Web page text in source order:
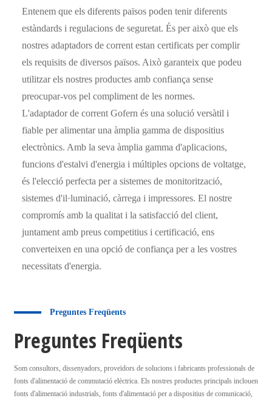
Entenem que els diferents països poden tenir diferents
estàndards i regulacions de seguretat. És per això que els
nostres adaptadors de corrent estan certificats per complir
els requisits de diversos països. Això garanteix que podeu
utilitzar els nostres productes amb confiança sense
preocupar-vos pel compliment de les normes.
L'adaptador de corrent Gofern és una solució versàtil i
fiable per alimentar una àmplia gamma de dispositius
electrònics. Amb la seva àmplia gamma d'aplicacions,
funcions d'estalvi d'energia i múltiples opcions de voltatge,
és l'elecció perfecta per a sistemes de monitorització,
sistemes d'il·luminació, càrrega i impressores. El nostre
compromís amb la qualitat i la satisfacció del client,
juntament amb preus competitius i certificació, ens
converteixen en una opció de confiança per a les vostres
necessitats d'energia.
Preguntes Freqüents
Preguntes Freqüents
Som consultors, dissenyadors, proveïdors de solucions i fabricants professionals de
fonts d'alimentació de commutació elèctrica. Els nostres productes principals inclouen
fonts d'alimentació industrials, fonts d'alimentació per a dispositius de comunicació,